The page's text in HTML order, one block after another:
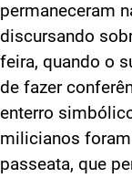
permaneceram
discursando
feira, quando o
de fazer
enterro
milicianos
passeata, que